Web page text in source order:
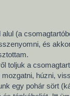
(a
és
toljuk a
húzni,
egy pohár sört